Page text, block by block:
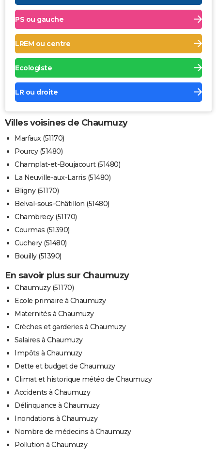
PS ou gauche
LREM ou centre
Ecologiste
LR ou droite
Villes voisines de Chaumuzy
Marfaux (51170)
Pourcy (51480)
Champlat-et-Boujacourt (51480)
La Neuville-aux-Larris (51480)
Bligny (51170)
Belval-sous-Châtillon (51480)
Chambrecy (51170)
Courmas (51390)
Cuchery (51480)
Bouilly (51390)
En savoir plus sur Chaumuzy
Chaumuzy (51170)
Ecole primaire à Chaumuzy
Maternités à Chaumuzy
Crèches et garderies à Chaumuzy
Salaires à Chaumuzy
Impôts à Chaumuzy
Dette et budget de Chaumuzy
Climat et historique météo de Chaumuzy
Accidents à Chaumuzy
Délinquance à Chaumuzy
Inondations à Chaumuzy
Nombre de médecins à Chaumuzy
Pollution à Chaumuzy